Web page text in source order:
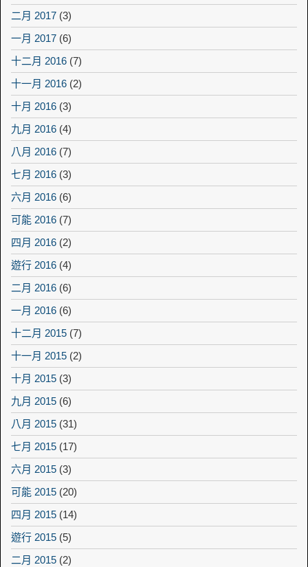
二月 2017 (3)
一月 2017 (6)
十二月 2016 (7)
十一月 2016 (2)
十月 2016 (3)
九月 2016 (4)
八月 2016 (7)
七月 2016 (3)
六月 2016 (6)
可能 2016 (7)
四月 2016 (2)
遊行 2016 (4)
二月 2016 (6)
一月 2016 (6)
十二月 2015 (7)
十一月 2015 (2)
十月 2015 (3)
九月 2015 (6)
八月 2015 (31)
七月 2015 (17)
六月 2015 (3)
可能 2015 (20)
四月 2015 (14)
遊行 2015 (5)
二月 2015 (2)